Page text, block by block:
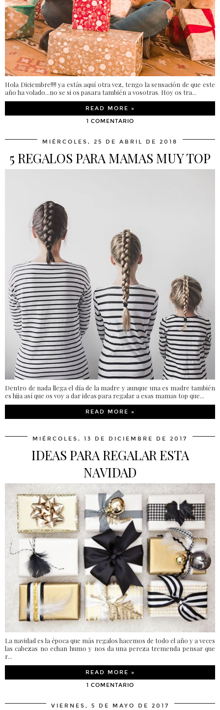
Hola Diciembre!!!! ya estás aquí otra vez, tengo la sensación de que este
año ha volado...no se si os pasara también a vosotras. Hoy os tra...
READ MORE »
1 COMENTARIO
MIÉRCOLES, 25 DE ABRIL DE 2018
5 REGALOS PARA MAMAS MUY TOP
Dentro de nada llega el día de la madre y aunque una es madre también
es hija así que os voy a dar ideas para regalar a esas mamas top que...
READ MORE »
MIÉRCOLES, 13 DE DICIEMBRE DE 2017
IDEAS PARA REGALAR ESTA
NAVIDAD
La navidad es la época que más regalos hacemos de todo el año y a veces
las cabezas no echan humo y nos da una pereza tremenda pensar que
r...
READ MORE »
1 COMENTARIO
VIERNES, 5 DE MAYO DE 2017